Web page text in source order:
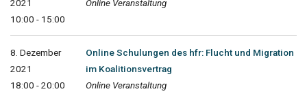
2021
10:00 - 15:00
Online Veranstaltung
8. Dezember
2021
18:00 - 20:00
Online Schulungen des hfr: Flucht und Migration
im Koalitionsvertrag
Online Veranstaltung